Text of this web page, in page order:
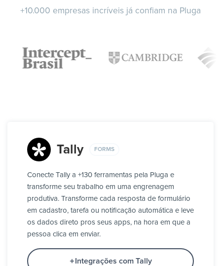
+10.000 empresas incríveis já confiam na Pluga
Tally FORMS
Conecte Tally a +130 ferramentas pela Pluga e
transforme seu trabalho em uma engrenagem
produtiva. Transforme cada resposta de formulário
em cadastro, tarefa ou notificação automática e leve
os dados direto pros seus apps, na hora em que a
pessoa clica em enviar.
Integrações com Tally